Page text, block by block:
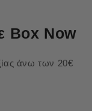
Box Now
άνω των 20€